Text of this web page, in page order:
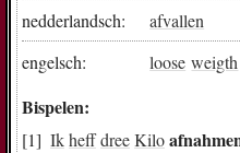
nedderlandsch:
afvallen
engelsch:
loose weigth
Bispelen:
IkheffdreeKilo